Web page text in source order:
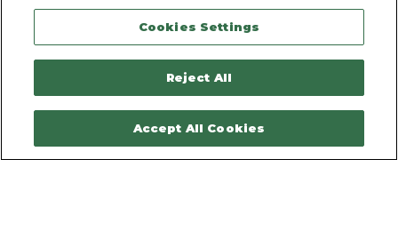
Mentions légales
Plan du site
Contactez-nous
Cookies Settings
Reject All
Accept All Cookies